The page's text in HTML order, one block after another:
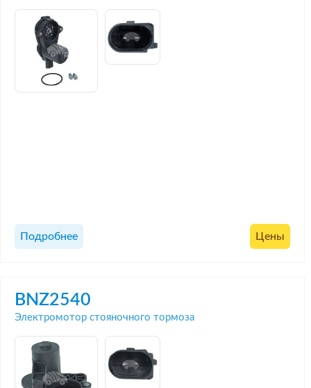
Подробнее Цены
BNZ2540
Электромотор стояночного тормоза